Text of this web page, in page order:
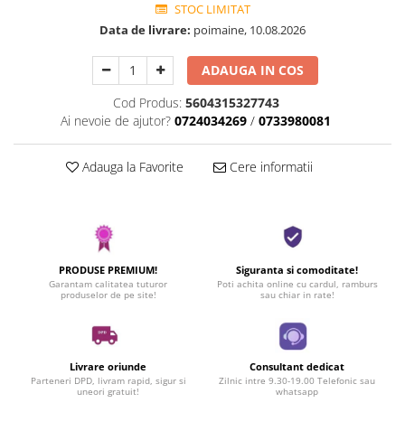
STOC LIMITAT
Data de livrare: poimaine, 10.08.2026
ADAUGA IN COS
Cod Produs: 5604315327743
Ai nevoie de ajutor? 0724034269 / 0733980081
Adauga la Favorite Cere informatii
PRODUSE PREMIUM!
Garantam calitatea tuturor
produselor de pe site!
Siguranta si comoditate!
Poti achita online cu cardul, ramburs
sau chiar in rate!
Livrare oriunde
Parteneri DPD, livram rapid, sigur si
uneori gratuit!
Consultant dedicat
Zilnic intre 9.30-19.00 Telefonic sau
whatsapp